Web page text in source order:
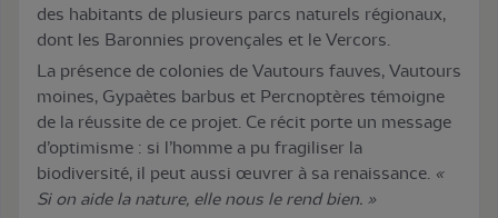
des habitants de plusieurs parcs naturels régionaux,
dont les Baronnies provençales et le Vercors.
La présence de colonies de Vautours fauves, Vautours
moines, Gypaètes barbus et Percnoptères témoigne
de la réussite de ce projet. Ce récit porte un message
d’optimisme : si l’homme a pu fragiliser la
biodiversité, il peut aussi œuvrer à sa renaissance. «
Si on aide la nature, elle nous le rend bien. »